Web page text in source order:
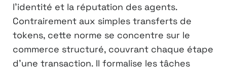
l’identité et la réputation des agents.
Contrairement aux simples transferts de
tokens, cette norme se concentre sur le
commerce structuré, couvrant chaque étape
d’une transaction. Il formalise les tâches